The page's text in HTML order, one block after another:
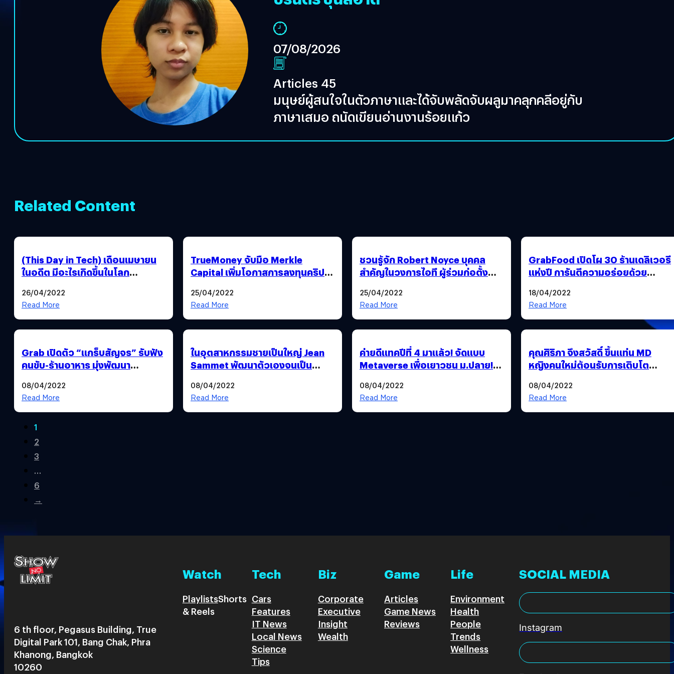
07/08/2026
Articles 45
มนุษย์ผู้สนใจในตัวภาษาและได้จับพลัดจับผลูมาคลุกคลีอยู่กับ
ภาษาเสมอ ถนัดเขียนอ่านงานร้อยแก้ว
Related Content
(This Day in Tech) เดือนเมษายน
ในอดีต มีอะไรเกิดขึ้นในโลก
26/04/2022
Read More
TrueMoney จับมือ Merkle
Capital เพิ่มโอกาสการลงทุนคริปโท
25/04/2022
Read More
ชวนรู้จัก Robert Noyce บุคคล
สำคัญในวงการไอที ผู้ร่วมก่อตั้ง
25/04/2022
Read More
GrabFood เปิดโผ 30 ร้านเดลิเวอรี
แห่งปี การันตีความอร่อยด้วย
18/04/2022
Read More
Grab เปิดตัว “แกร็บสัญจร” รับฟัง
คนขับ-ร้านอาหาร มุ่งพัฒนา
การให้บริการ
08/04/2022
Read More
ในอุตสาหกรรมชายเป็นใหญ่ Jean
Sammet พัฒนาตัวเองจนเป็น
08/04/2022
Read More
ค่ายดีแทคปีที่ 4 มาแล้ว! จัดแบบ
Metaverse เพื่อเยาวชน ม.ปลาย!
Cyber Camp’
08/04/2022
Read More
คุณศิริภา จึงสวัสดิ์ ขึ้นแท่น MD
หญิงคนใหม่ต้อนรับการเติบโต
08/04/2022
Read More
1
2
3
…
6
→
6 th floor, Pegasus Building, True
Digital Park 101, Bang Chak, Phra
Khanong, Bangkok
10260
Watch
PlaylistsShorts
& Reels
Tech
Cars
Features
IT News
Local News
Science
Tips
Biz
Corporate
Executive
Insight
Wealth
Game
Articles
Game News
Reviews
Life
Environment
Health
People
Trends
Wellness
SOCIAL MEDIA
Instagram